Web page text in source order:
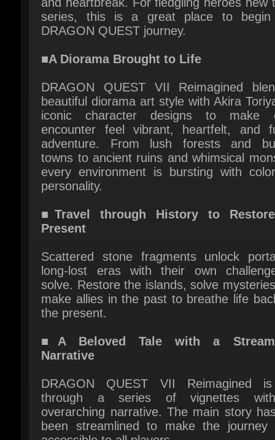
■A Diorama Brought to Life
beautiful diorama art style with Akira
encounter feel vibrant, heartfelt, and
adventure. From lush forests and
towns to ancient ruins and whimsical
every environment is bursting with color
personality.
■Travel through History to
Present
Scattered stone fragments unlock
long-lost eras with their own
make allies in the past to breathe life
the present.
■A Beloved Tale with a
Narrative
DRAGON QUEST VII Reimagined is
through a series of vignettes
overarching narrative. The main story has
been streamlined to make the journey
accessible to all players.
■Classic Combat, Improved!